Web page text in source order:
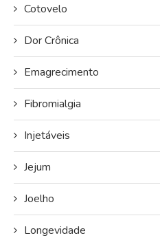
Cotovelo
Dor Crônica
Emagrecimento
Fibromialgia
Injetáveis
Jejum
Joelho
Longevidade